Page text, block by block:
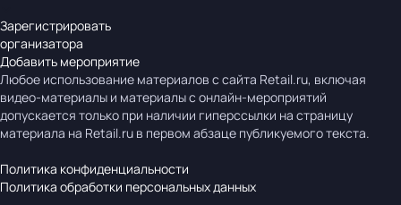
Зарегистрировать
организатора
Добавить мероприятие
Любое использование материалов с сайта Retail.ru, включая
видео-материалы и материалы с онлайн-мероприятий
допускается только при наличии гиперссылки на страницу
материала на Retail.ru в первом абзаце публикуемого текста.
Политика конфиденциальности
Политика обработки персональных данных